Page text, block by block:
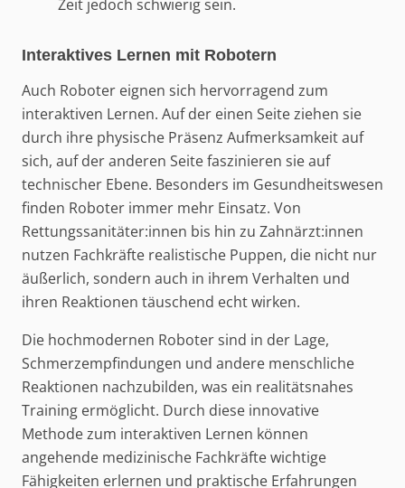
Zeit jedoch schwierig sein.
Interaktives Lernen mit Robotern
Auch Roboter eignen sich hervorragend zum
interaktiven Lernen. Auf der einen Seite ziehen sie
durch ihre physische Präsenz Aufmerksamkeit auf
sich, auf der anderen Seite faszinieren sie auf
technischer Ebene. Besonders im Gesundheitswesen
finden Roboter immer mehr Einsatz. Von
Rettungssanitäter:innen bis hin zu Zahnärzt:innen
nutzen Fachkräfte realistische Puppen, die nicht nur
äußerlich, sondern auch in ihrem Verhalten und
ihren Reaktionen täuschend echt wirken.
Die hochmodernen Roboter sind in der Lage,
Schmerzempfindungen und andere menschliche
Reaktionen nachzubilden, was ein realitätsnahes
Training ermöglicht. Durch diese innovative
Methode zum interaktiven Lernen können
angehende medizinische Fachkräfte wichtige
Fähigkeiten erlernen und praktische Erfahrungen